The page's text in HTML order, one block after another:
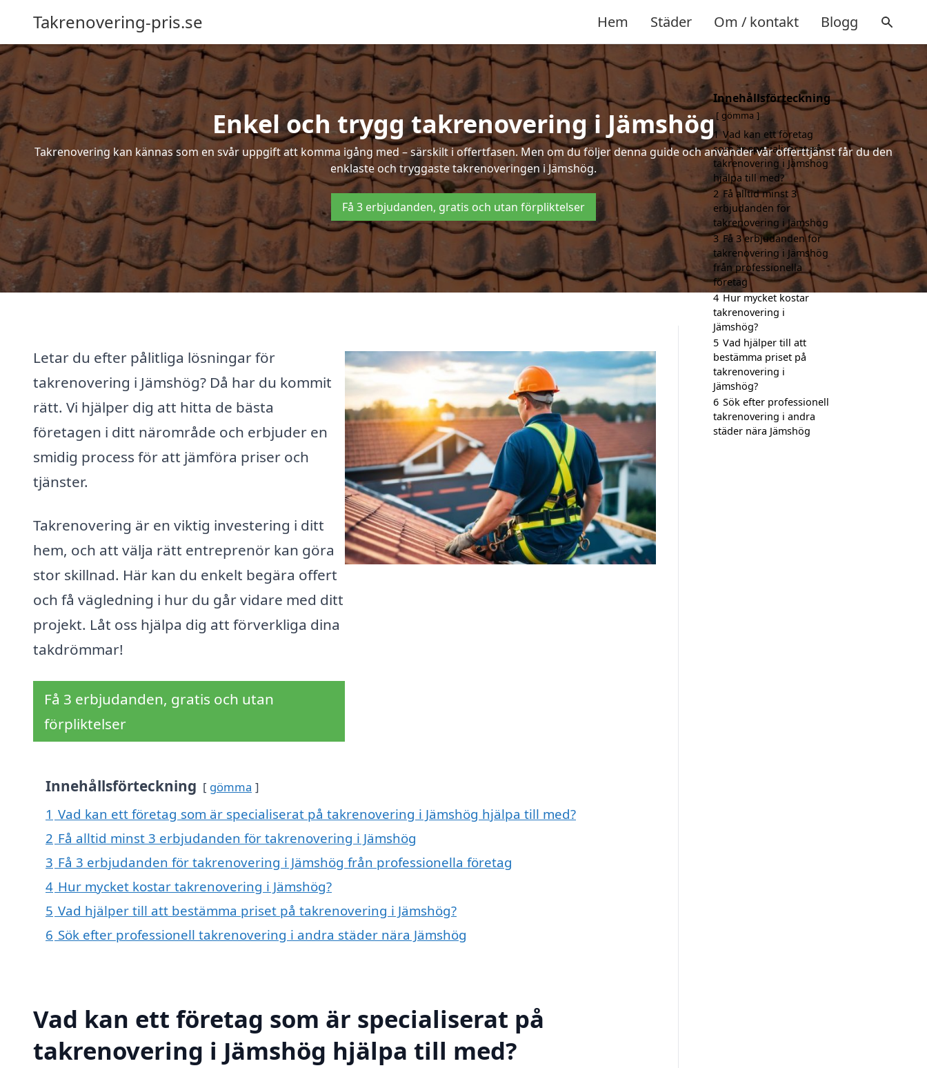
Takrenovering-pris.se Hem Städer Om / kontakt Blogg
Enkel och trygg takrenovering i Jämshög
Takrenovering kan kännas som en svår uppgift att komma igång med – särskilt i offertfasen. Men om du följer denna guide och använder vår offerttjänst får du den
enklaste och tryggaste takrenoveringen i Jämshög.
Få 3 erbjudanden, gratis och utan förpliktelser
Letar du efter pålitliga lösningar för
takrenovering i Jämshög? Då har du kommit
rätt. Vi hjälper dig att hitta de bästa
företagen i ditt närområde och erbjuder en
smidig process för att jämföra priser och
tjänster.
Takrenovering är en viktig investering i ditt
hem, och att välja rätt entreprenör kan göra
stor skillnad. Här kan du enkelt begära offert
och få vägledning i hur du går vidare med ditt
projekt. Låt oss hjälpa dig att förverkliga dina
takdrömmar!
Få 3 erbjudanden, gratis och utan
förpliktelser
Innehållsförteckning gömma
1 Vad kan ett företag som är specialiserat på takrenovering i Jämshög hjälpa till med?
2 Få alltid minst 3 erbjudanden för takrenovering i Jämshög
3 Få 3 erbjudanden för takrenovering i Jämshög från professionella företag
4 Hur mycket kostar takrenovering i Jämshög?
5 Vad hjälper till att bestämma priset på takrenovering i Jämshög?
6 Sök efter professionell takrenovering i andra städer nära Jämshög
Vad kan ett företag som är specialiserat på
takrenovering i Jämshög hjälpa till med?
Innehållsförteckning
gömma
1 Vad kan ett företag
som är specialiserat på
takrenovering i Jämshög
hjälpa till med?
2 Få alltid minst 3
erbjudanden för
takrenovering i Jämshög
3 Få 3 erbjudanden för
takrenovering i Jämshög
från professionella
företag
4 Hur mycket kostar
takrenovering i
Jämshög?
5 Vad hjälper till att
bestämma priset på
takrenovering i
Jämshög?
6 Sök efter professionell
takrenovering i andra
städer nära Jämshög